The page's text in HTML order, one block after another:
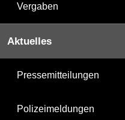
Vergaben
Aktuelles
Pressemitteilungen
Polizeimeldungen